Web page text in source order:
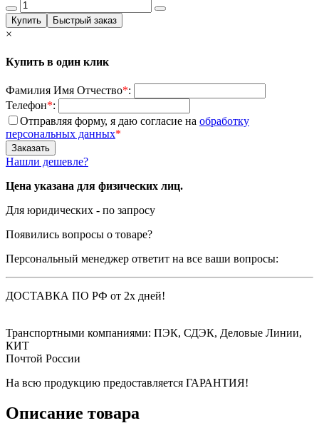
×
Купить в один клик
Фамилия Имя Отчество*:
Телефон*:
Отправляя форму, я даю согласие на обработку
персональных данных*
Нашли дешевле?
Цена указана для физических лиц.
Для юридических - по запросу
Появились вопросы о товаре?
Персональный менеджер ответит на все ваши вопросы:
ДОСТАВКА ПО РФ от 2х дней!
Транспортными компаниями: ПЭК, СДЭК, Деловые Линии,
КИТ
Почтой России
На всю продукцию предоставляется ГАРАНТИЯ!
Описание товара